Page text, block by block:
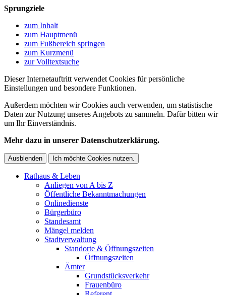
Sprungziele
zum Inhalt
zum Hauptmenü
zum Fußbereich springen
zum Kurzmenü
zur Volltextsuche
Dieser Internetauftritt verwendet Cookies für persönliche
Einstellungen und besondere Funktionen.
Außerdem möchten wir Cookies auch verwenden, um statistische
Daten zur Nutzung unseres Angebots zu sammeln. Dafür bitten wir
um Ihr Einverständnis.
Mehr dazu in unserer Datenschutzerklärung.
Ausblenden Ich möchte Cookies nutzen.
Rathaus & Leben
Anliegen von A bis Z
Öffentliche Bekanntmachungen
Onlinedienste
Bürgerbüro
Standesamt
Mängel melden
Stadtverwaltung
Standorte & Öffnungszeiten
Öffnungszeiten
Ämter
Grundstücksverkehr
Frauenbüro